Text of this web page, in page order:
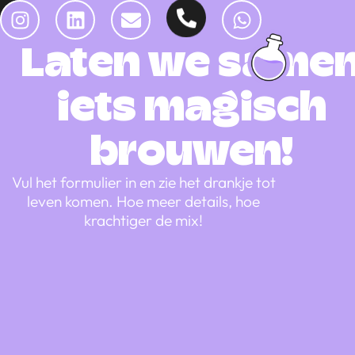
Laten we
iets magisch
brouwen!
Vul het formulier in en zie het drankje tot
leven komen. Hoe meer details, hoe
krachtiger de mix!